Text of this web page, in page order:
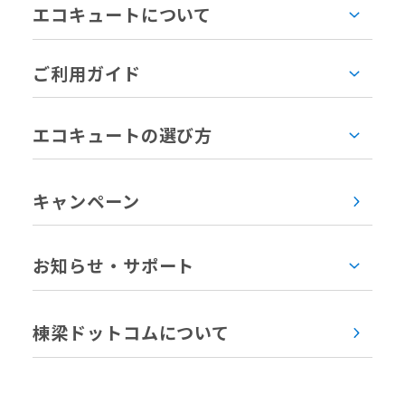
エコキュートについて
ご利用ガイド
エコキュートの選び方
キャンペーン
お知らせ・サポート
棟梁ドットコムについて